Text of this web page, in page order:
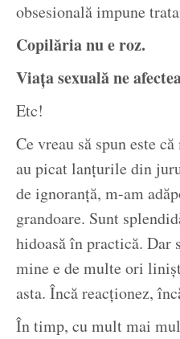
obsesională impune
Copilăria nu e roz.
Viața sexuală ne
Etc!
Ce vreau să spun este
au picat lanțurile din
de ignoranță, m-am
grandoare. Sunt
hidoasă în practică. Dar
mine e de multe ori
asta. Încă reacționez,
În timp, cu mult mai